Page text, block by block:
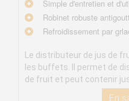
Simple d'entretien et
Robinet robuste
Refroidissement par
Le distributeur de jus de
les buffets. Il permet de
de fruit et peut contenir
En